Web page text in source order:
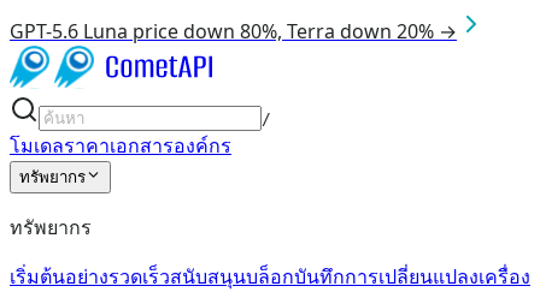
GPT-5.6 Luna price down 80%, Terra down 20% →
/
โมเดลราคาเอกสารองค์กร
ทรัพยากร
ทรัพยากร
เริ่มต้นอย่างรวดเร็วสนับสนุนบล็อกบันทึกการเปลี่ยนแปลงเครื่อง